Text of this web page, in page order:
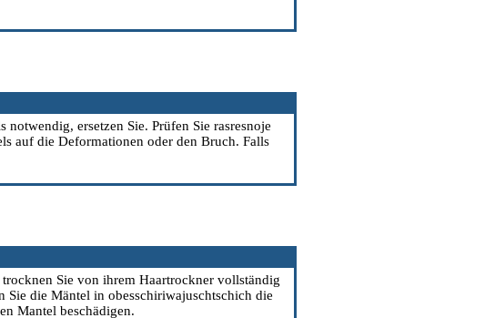
ersetzen Sie. Prüfen Sie rasresnoje
auf die Deformationen oder den Bruch. Falls
Sie von ihrem Haartrockner vollständig
Sie die Mäntel in obesschiriwajuschtschich die
Mantel beschädigen.